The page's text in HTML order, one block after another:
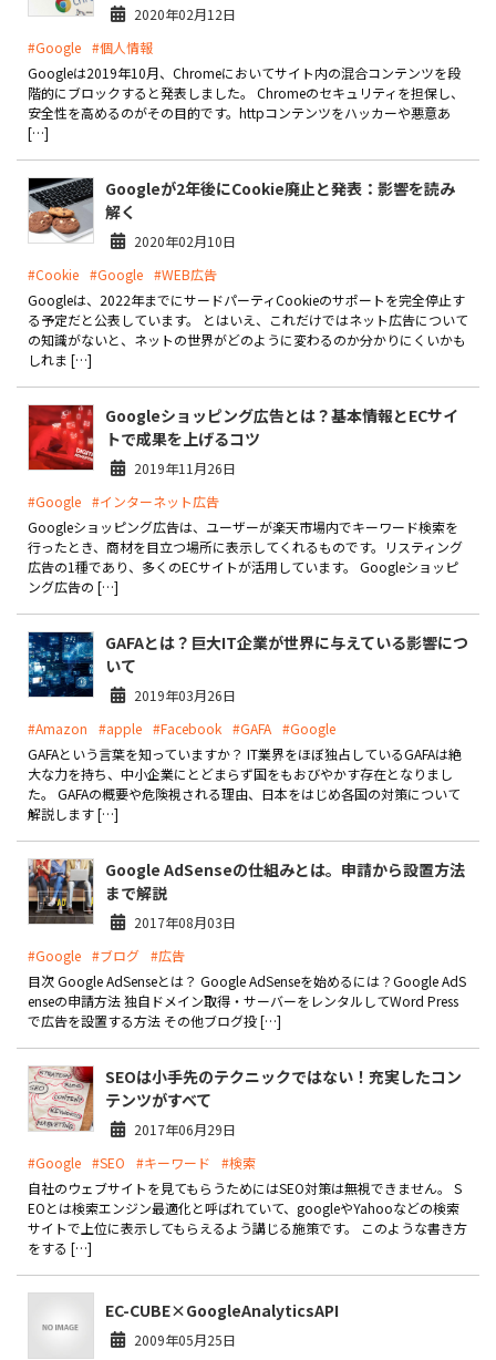
2020年02月12日
#Google #個人情報
Googleは2019年10月、Chromeにおいてサイト内の混合コンテンツを段
階的にブロックすると発表しました。 Chromeのセキュリティを担保し、
安全性を高めるのがその目的です。httpコンテンツをハッカーや悪意あ
[…]
Googleが2年後にCookie廃止と発表：影響を読み
解く
2020年02月10日
#Cookie #Google #WEB広告
Googleは、2022年までにサードパーティCookieのサポートを完全停止す
る予定だと公表しています。 とはいえ、これだけではネット広告について
の知識がないと、ネットの世界がどのように変わるのか分かりにくいかも
しれま […]
Googleショッピング広告とは？基本情報とECサイ
トで成果を上げるコツ
2019年11月26日
#Google #インターネット広告
Googleショッピング広告は、ユーザーが楽天市場内でキーワード検索を
行ったとき、商材を目立つ場所に表示してくれるものです。リスティング
広告の1種であり、多くのECサイトが活用しています。 Googleショッピ
ング広告の […]
GAFAとは？巨大IT企業が世界に与えている影響につ
いて
2019年03月26日
#Amazon
#apple #Facebook #GAFA #Google
GAFAという言葉を知っていますか？ IT業界をほぼ独占しているGAFAは絶
大な力を持ち、中小企業にとどまらず国をもおびやかす存在となりまし
た。 GAFAの概要や危険視される理由、日本をはじめ各国の対策について
解説します […]
Google AdSenseの仕組みとは。申請から設置方法
まで解説
2017年08月03日
#Google #ブログ #広告
目次 Google AdSenseとは？ Google AdSenseを始めるには？Google AdS
enseの申請方法 独自ドメイン取得・サーバーをレンタルしてWord Press
で広告を設置する方法 その他ブログ投 […]
SEOは小手先のテクニックではない！充実したコン
テンツがすべて
2017年06月29日
#Google #SEO #キーワード
#検索
自社のウェブサイトを見てもらうためにはSEO対策は無視できません。 S
EOとは検索エンジン最適化と呼ばれていて、googleやYahooなどの検索
サイトで上位に表示してもらえるよう講じる施策です。 このような書き方
をする […]
EC-CUBE×GoogleAnalyticsAPI
2009年05月25日